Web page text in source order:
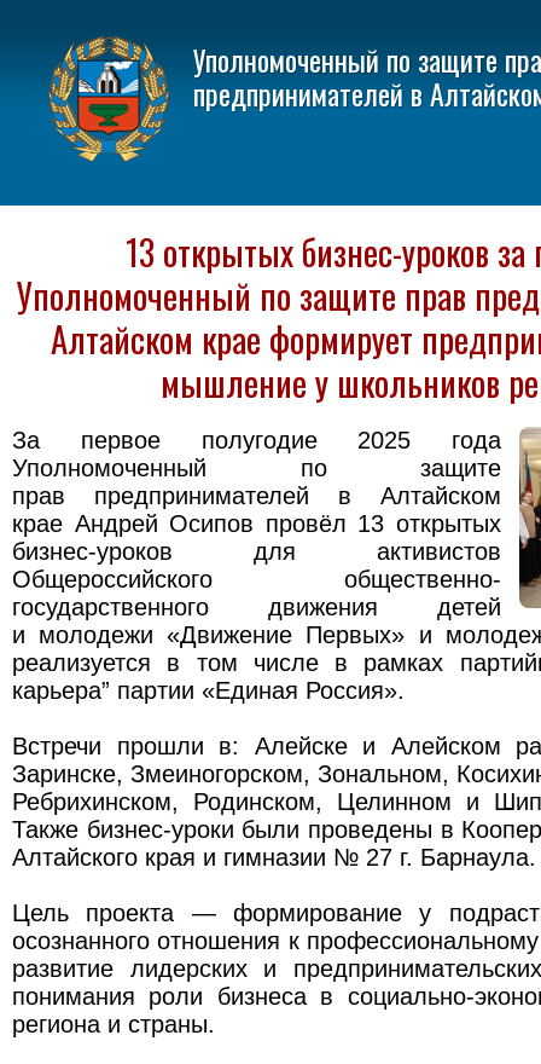
Уполномоченный по защите
предпринимателей в
13 открытых бизнес-уроков за
Уполномоченный по защите прав
Алтайском крае формирует
мышление у школьников
За первое полугодие 2025 года
Уполномоченный по защите
прав предпринимателей в Алтайском
крае Андрей Осипов провёл 13 открытых
бизнес-уроков для активистов
Общероссийского общественно-
государственного движения детей
и молодежи «Движение Первых» и
реализуется в том числе в рамках
карьера” партии «Единая Россия».
Встречи прошли в: Алейске и Алейском
Заринске, Змеиногорском, Зональном,
Ребрихинском, Родинском, Целинном и
Также бизнес-уроки были проведены в
Алтайского края и гимназии № 27 г. Барнаула.
Цель проекта — формирование у
осознанного отношения к
развитие лидерских и
понимания роли бизнеса в социально-
региона и страны.